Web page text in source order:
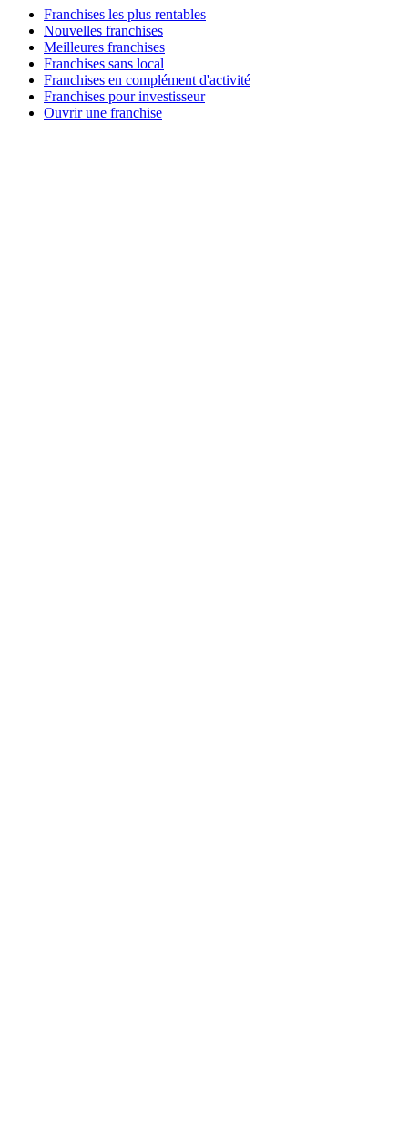
Franchises les plus rentables
Nouvelles franchises
Meilleures franchises
Franchises sans local
Franchises en complément d'activité
Franchises pour investisseur
Ouvrir une franchise